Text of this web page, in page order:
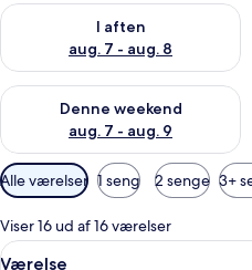
I aften
aug. 7 - aug. 8
Tjek tilgængelighed for i aften
Denne weekend
aug. 7 - aug. 9
Tjek tilgængelighed for denne
Tilgængelige
filtre
for
værelser
Alle værelser 1 seng 2 senge 3+
Viser 16 ud af 16 værelser
Indlæs
3
Værelse